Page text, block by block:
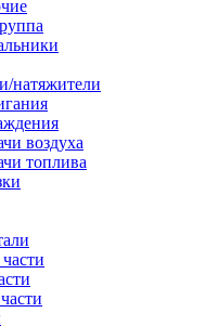
натяжители
воздуха
топлива